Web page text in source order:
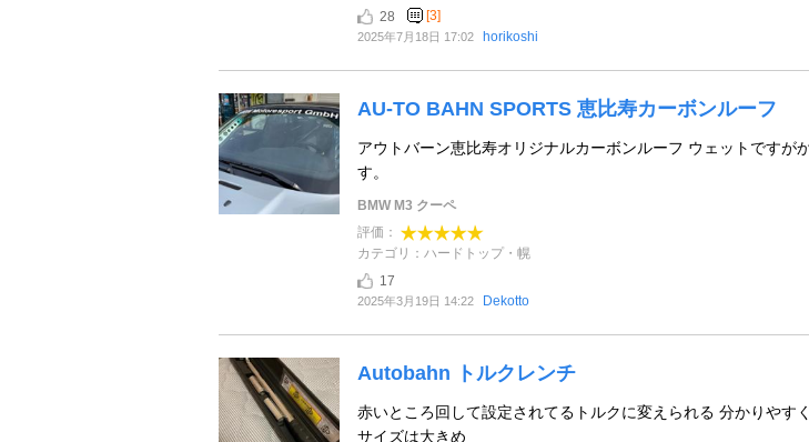
28
[3]
2025年7月18日 17:02 horikoshi
AU-TO BAHN SPORTS 恵比寿カーボンルーフ
アウトバーン恵比寿オリジナルカーボンルーフ ウェットですが
す。
BMW M3 クーペ
評価：
カテゴリ：ハードトップ・幌
17
2025年3月19日 14:22 Dekotto
Autobahn トルクレンチ
赤いところ回して設定されてるトルクに変えられる 分かりやす
サイズは大きめ